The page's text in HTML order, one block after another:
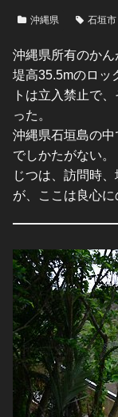
沖縄県 石垣市
沖縄県所有のかん
堤高35.5mのロッ
トは立入禁止で
った。
沖縄県石垣島の
でしかたがない。
じつは、訪問時
が、ここは良心に